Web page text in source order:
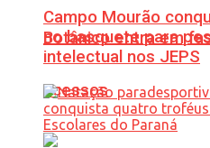
Botânico entra em
acessos
Campo Mourão
no basquete para
intelectual nos JEPS